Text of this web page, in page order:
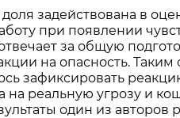
задействована в
при появлении
за общую
на опасность.
зафиксировать
на реальную угрозу и
один из авторов